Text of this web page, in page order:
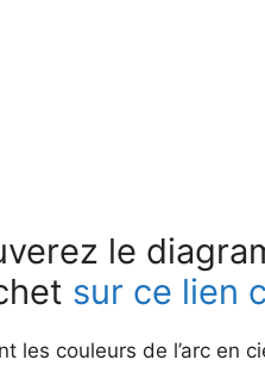
le
sur ce lien
les couleurs de l’arc en